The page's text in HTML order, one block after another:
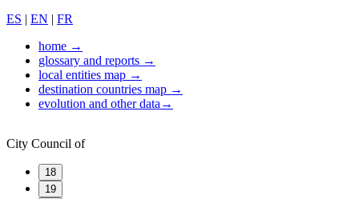
ES | EN | FR
home →
glossary and reports →
local entities map →
destination countries map →
evolution and other data→
City Council of
18
19